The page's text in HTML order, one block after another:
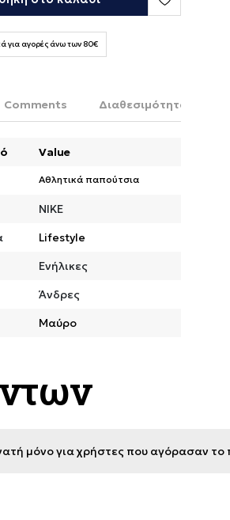
για αγορές άνω των 80€
Comments Διαθεσιμότητα στο
Value
Αθλητικά παπούτσια
NIKE
Lifestyle
Ενήλικες
Άνδρες
Μαύρο
μόνο για χρήστες που αγόρασαν το